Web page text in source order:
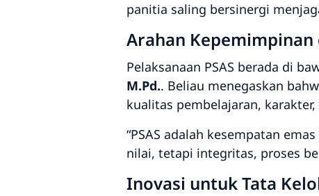
panitia saling bersinergi
Arahan Kepemimpinan
Pelaksanaan PSAS berada di
M.Pd.. Beliau menegaskan
kualitas pembelajaran,
“PSAS adalah kesempatan
nilai, tetapi integritas, proses
Inovasi untuk Tata